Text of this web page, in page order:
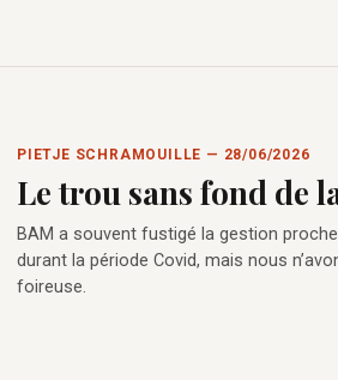
PIETJE SCHRAMOUILLE — 28/06/2026
Le trou sans fond de
BAM a souvent fustigé la gestion
durant la période Covid, mais nous
foireuse.